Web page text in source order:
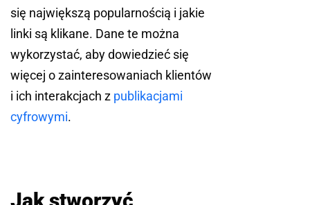
się największą popularnością i jakie
linki są klikane. Dane te można
wykorzystać, aby dowiedzieć się
więcej o zainteresowaniach klientów
i ich interakcjach z publikacjami
cyfrowymi.